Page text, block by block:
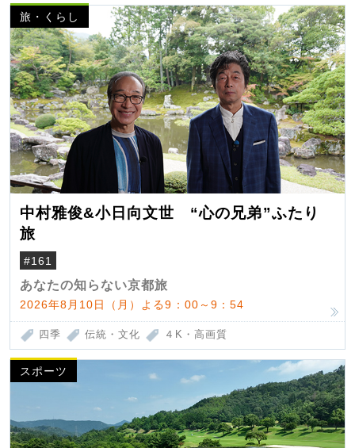
旅・くらし
中村雅俊&小日向文世 “心の兄弟”ふたり
旅
#161
あなたの知らない京都旅
2026年8月10日（月）よる9：00～9：54
四季 伝統・文化 ４K・高画質
スポーツ